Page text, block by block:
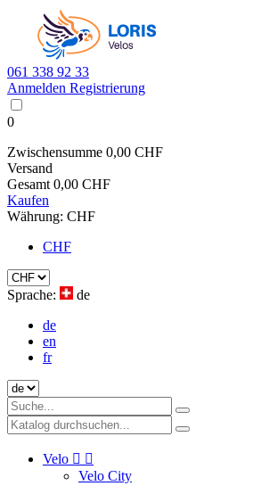
061 338 92 33
Anmelden Registrierung
0
Zwischensumme 0,00 CHF
Versand
Gesamt 0,00 CHF
Kaufen
Währung: CHF
CHF
Sprache:
de
de
en
fr
Velo  
Velo City